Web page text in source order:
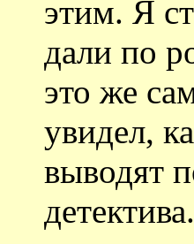
этим. Я
дали по
это же
увидел,
выводят